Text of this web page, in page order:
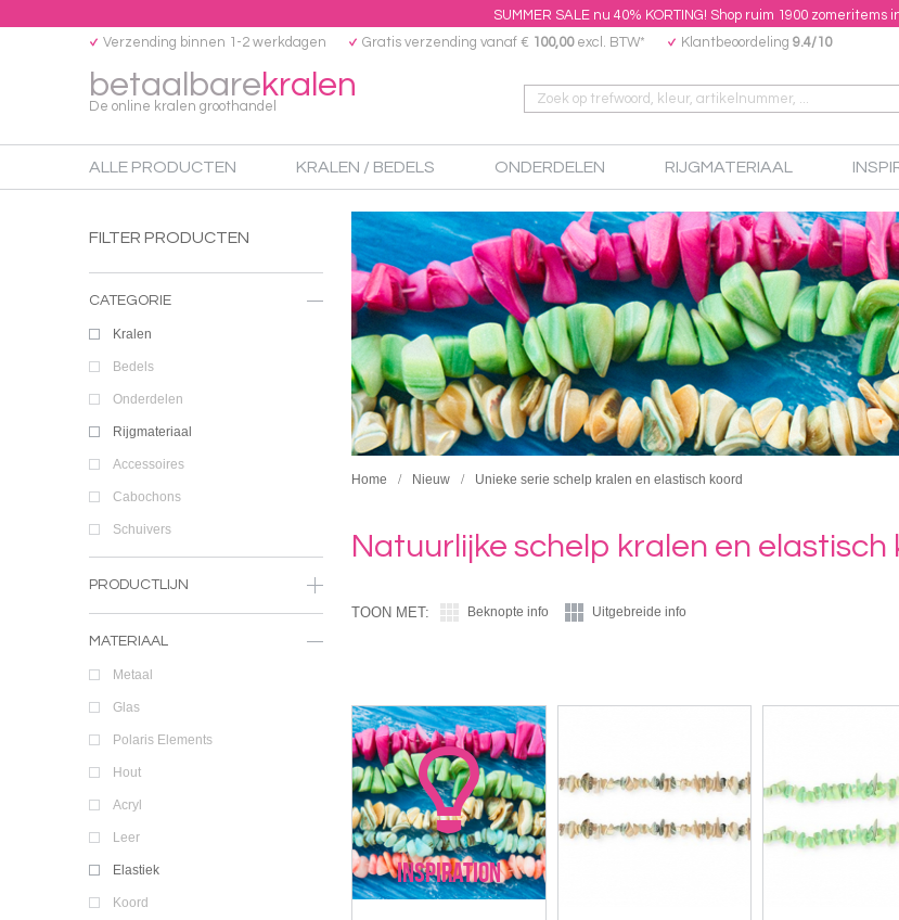
SUMMER SALE nu 40% KORTING! Shop ruim 1900 zomeritems
betaalbarekralen
De online kralen groothandel
Verzending binnen 1-2 werkdagen Gratis verzending vanaf € 100,00excl. BTW* Klantbeoordeling 9.4/10
ALLE PRODUCTEN KRALEN / BEDELS ONDERDELEN RIJGMATERIAAL
FILTER PRODUCTEN
CATEGORIE
Kralen
Bedels
Onderdelen
Rijgmateriaal
Accessoires
Cabochons
Schuivers
PRODUCTLIJN
MATERIAAL
Metaal
Glas
Polaris Elements
Hout
Acryl
Leer
Elastiek
Koord
Home Nieuw Unieke serie schelp kralen en elastisch koord
Natuurlijke schelp kralen en elastisch
TOON MET: Beknopte info Uitgebreide info